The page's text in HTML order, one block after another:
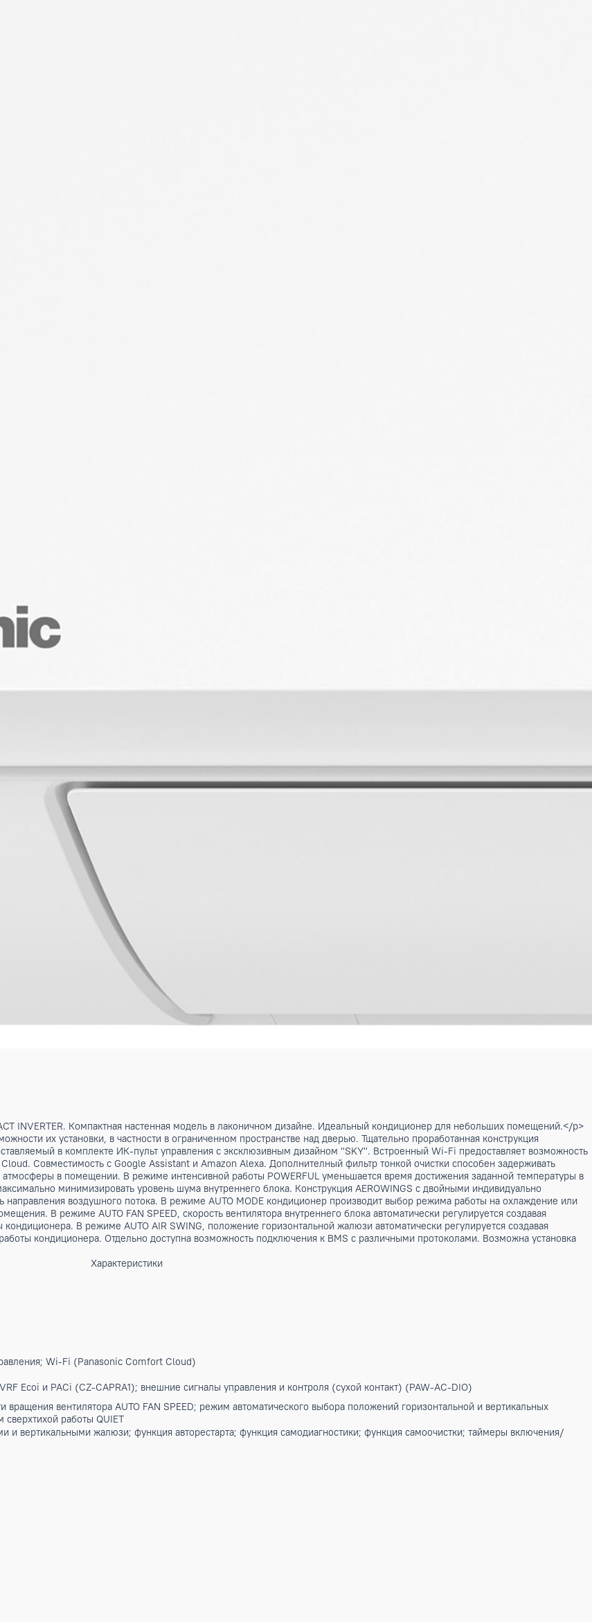
INVERTER. Компактная настенная модель в лаконичном дизайне. Идеальный кондиционер для
возможности их установки, в частности в ограниченном пространстве над дверью. Тщательно проработанная
Поставляемый в комплекте ИК-пульт управления с эксклюзивным дизайном "SKY". Встроенный Wi-Fi
Cloud. Совместимость с Google Assistant и Amazon Alexa. Дополнителный фильтр тонкой очистки способен
атмосферы в помещении. В режиме интенсивной работы POWERFUL уменьшается время достижения
максимально минимизировать уровень шума внутреннего блока. Конструкция AEROWINGS с двойными
направления воздушного потока. В режиме AUTO MODE кондиционер производит выбор режима работы
помещения. В режиме AUTO FAN SPEED, скорость вентилятора внутреннего блока автоматически
кондиционера. В режиме AUTO AIR SWING, положение горизонтальной жалюзи автоматически
работы кондиционера. Отдельно доступна возможность подключения к BMS с различными протоколами.
управления; Wi-Fi (Panasonic Comfort Cloud)